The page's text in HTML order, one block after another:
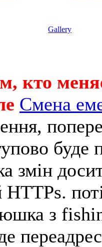
Gallery
кто
Смена
буде
змін
юшка з